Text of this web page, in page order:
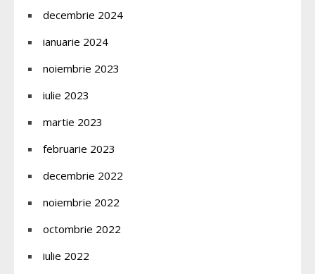
decembrie 2024
ianuarie 2024
noiembrie 2023
iulie 2023
martie 2023
februarie 2023
decembrie 2022
noiembrie 2022
octombrie 2022
iulie 2022